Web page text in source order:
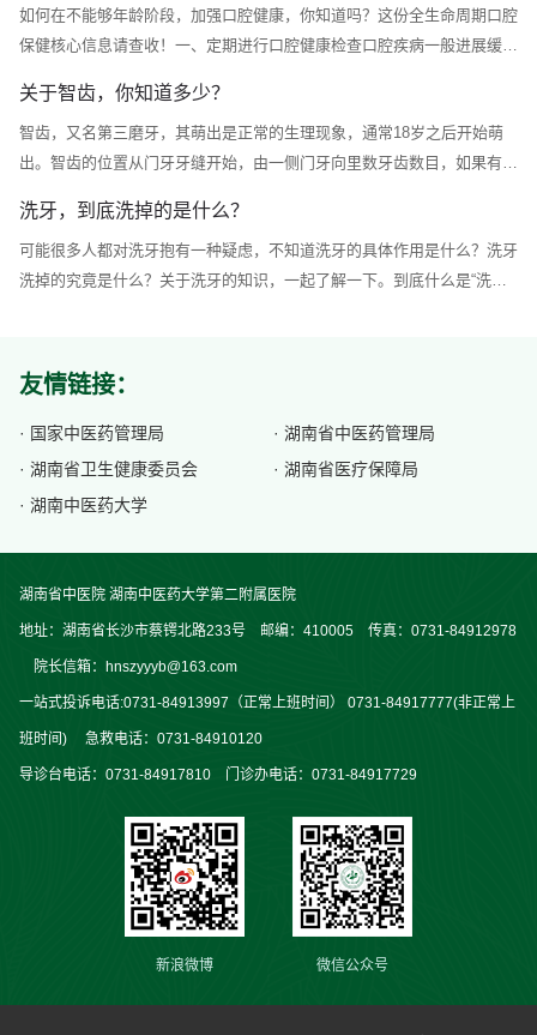
色、褐色甚至绿色的斑点，通常是外源性着色，多数与饮食、口腔卫生或
某些药物有关。这种色素沉积是一种牙齿外在的颜色改变，乳牙与恒牙都
如何在不能够年龄阶段，加强口腔健康，你知道吗？这份全生命周期口腔
保健核心信息请查收！一、定期进行口腔健康检查口腔疾病一般进展缓
发现口腔疾病，及早治疗。一般人群每年至少进行一次口腔检查;儿童口
腔疾病进展快，建议每半年进行一次口腔检查;孕期口腔疾病有可能导致
胎儿早产或低出生体重，建议孕前进行一次全面口腔检查，尽早发现口腔
关于智齿，你知道多少？
智齿，又名第三磨牙，其萌出是正常的生理现象，通常18岁之后开始萌
出。智齿的位置从门牙牙缝开始，由一侧门牙向里数牙齿数目，如果有第
“智慧到来”的象征。为什么会长智齿？人类种系发生和演化过程中，随着
食物种类的变化，如现代人饮食越来越精细，不需要咀嚼过于坚硬的食
物，带来咀嚼器官的退化，造成颌骨长度与牙列所需长度的不协调，即颌
洗牙，到底洗掉的是什么？
可能很多人都对洗牙抱有一种疑虑，不知道洗牙的具体作用是什么？洗牙
洗掉的究竟是什么？关于洗牙的知识，一起了解一下。到底什么是“洗
所使用的工具不同，临床上可以分成手工洁治和超声波洁治两种。手工洁
治就是用类似“小钩子”的专业手工器械把牙结石从牙齿表面“撬”下来。主
要在下...
友情链接：
· 国家中医药管理局
· 湖南省中医药管理局
· 湖南省卫生健康委员会
· 湖南省医疗保障局
· 湖南中医药大学
湖南省中医院 湖南中医药大学第二附属医院
地址：湖南省长沙市蔡锷北路233号 邮编：410005 传真：0731-84912978
院长信箱：hnszyyyb@163.com
一站式投诉电话:0731-84913997（正常上班时间） 0731-84917777(非正常上
班时间) 急救电话：0731-84910120
导诊台电话：0731-84917810 门诊办电话：0731-84917729
新浪微博 微信公众号